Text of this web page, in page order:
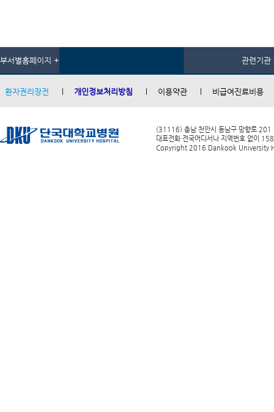
부서별홈페이지 + 관련기관
환자권리장전 개인정보처리방침 이용약관 비급여진료비용
(31116) 충남 천안시 동남구 망향로 201
대표전화 전국어디서나 지역번호 없이
Copyright 2016 Dankook University